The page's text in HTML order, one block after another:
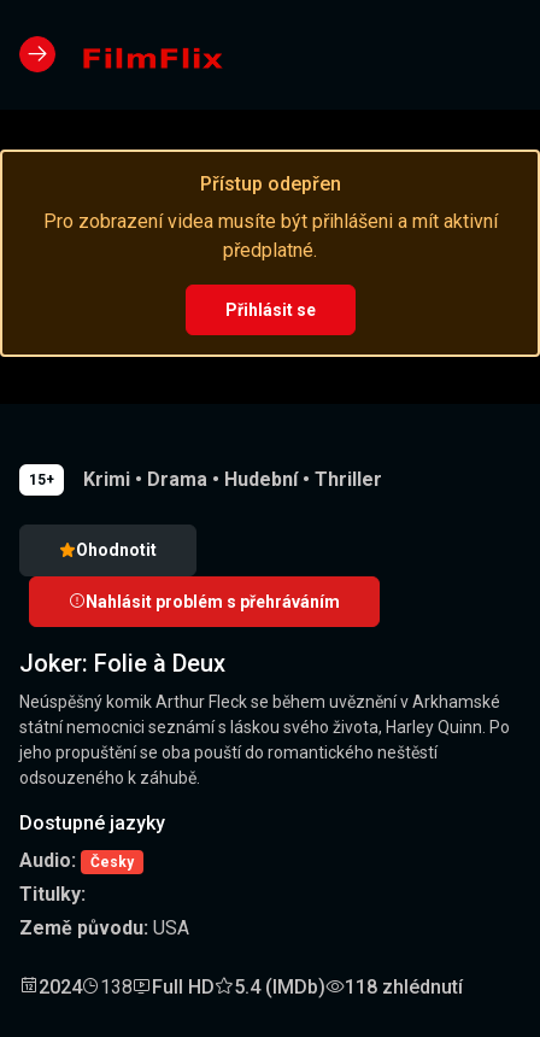
Přístup odepřen
Pro zobrazení videa musíte být přihlášeni a mít aktivní
předplatné.
Přihlásit se
15+ Krimi • Drama • Hudební • Thriller
Ohodnotit
Nahlásit problém s přehráváním
Joker: Folie à Deux
Neúspěšný komik Arthur Fleck se během uvěznění v Arkhamské
státní nemocnici seznámí s láskou svého života, Harley Quinn. Po
jeho propuštění se oba pouští do romantického neštěstí
odsouzeného k záhubě.
Dostupné jazyky
Audio:
Česky
Titulky:
Země původu: USA
2024 138 Full HD 5.4 (IMDb) 118 zhlédnutí